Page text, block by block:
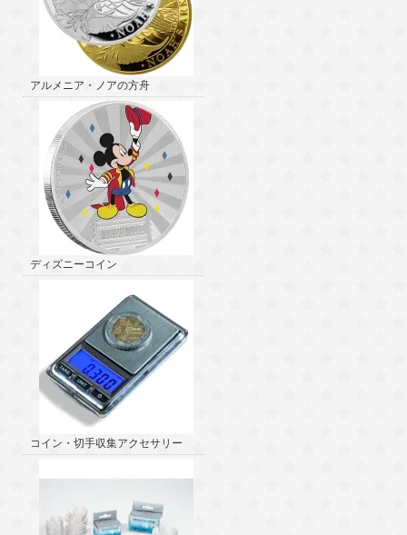
アルメニア・ノアの方舟
ディズニーコイン
コイン・切手収集アクセサリー